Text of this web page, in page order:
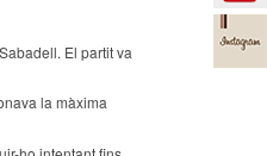
El partit va
la màxima